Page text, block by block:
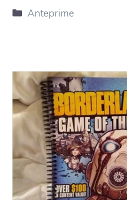
Categorie
Anteprime